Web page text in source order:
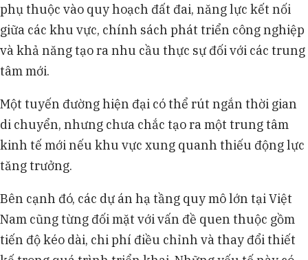
phụ thuộc vào quy hoạch đất đai, năng lực kết nối
giữa các khu vực, chính sách phát triển công nghiệp
và khả năng tạo ra nhu cầu thực sự đối với các trung
tâm mới.
Một tuyến đường hiện đại có thể rút ngắn thời gian
di chuyển, nhưng chưa chắc tạo ra một trung tâm
kinh tế mới nếu khu vực xung quanh thiếu động lực
tăng trưởng.
Bên cạnh đó, các dự án hạ tầng quy mô lớn tại Việt
Nam cũng từng đối mặt với vấn đề quen thuộc gồm
tiến độ kéo dài, chi phí điều chỉnh và thay đổi thiết